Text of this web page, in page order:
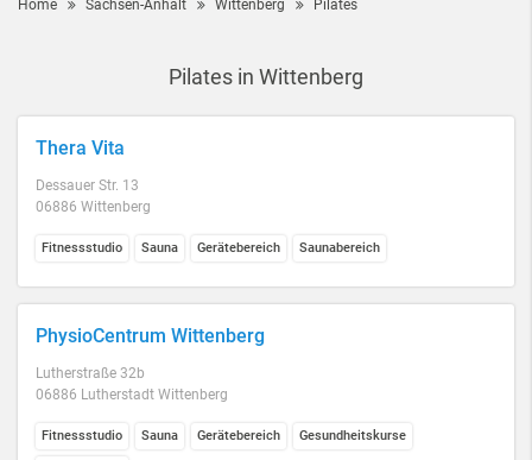
Home Sachsen-Anhalt Wittenberg Pilates
Pilates in Wittenberg
Thera Vita
Dessauer Str. 13
06886 Wittenberg
Fitnessstudio Sauna Gerätebereich Saunabereich
PhysioCentrum Wittenberg
Lutherstraße 32b
06886 Lutherstadt Wittenberg
Fitnessstudio Sauna Gerätebereich Gesundheitskurse